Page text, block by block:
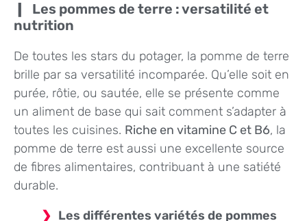
Les pommes de terre : versatilité et
nutrition
De toutes les stars du potager, la pomme de terre
brille par sa versatilité incomparée. Qu’elle soit en
purée, rôtie, ou sautée, elle se présente comme
un aliment de base qui sait comment s’adapter à
toutes les cuisines. Riche en vitamine C et B6, la
pomme de terre est aussi une excellente source
de fibres alimentaires, contribuant à une satiété
durable.
Les différentes variétés de pommes